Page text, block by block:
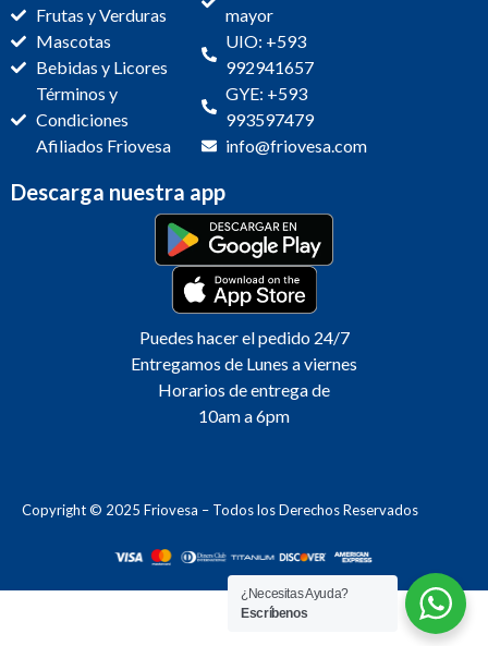
Frutas y Verduras
Mascotas
Bebidas y Licores
Términos y
Condiciones
Afiliados Friovesa
mayor
UIO: +593
992941657
GYE: +593
993597479
info@friovesa.com
Descarga nuestra app
Puedes hacer el pedido 24/7
Entregamos de Lunes a viernes
Horarios de entrega de
10am a 6pm
Copyright © 2025 Friovesa – Todos los Derechos Reservados
¿Necesitas Ayuda?
Escríbenos